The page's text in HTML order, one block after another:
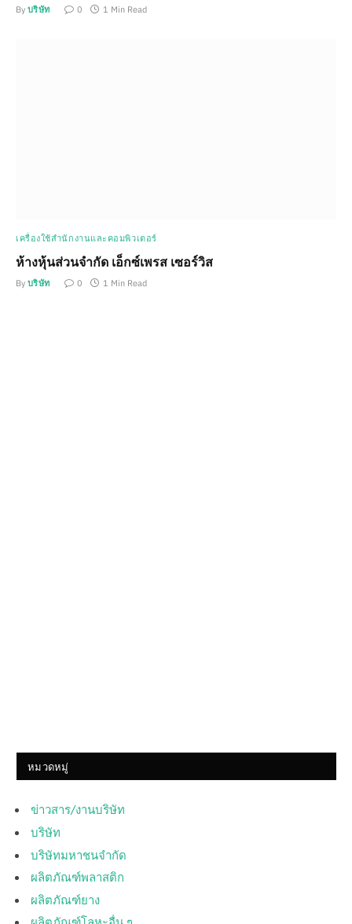
By บริษัท 0 1 Min Read
เครื่องใช้สำนักงานและคอมพิวเตอร์
ห้างหุ้นส่วนจำกัด เอ็กซ์เพรส เซอร์วิส
By บริษัท 0 1 Min Read
หมวดหมู่
ข่าวสาร/งานบริษัท
บริษัท
บริษัทมหาชนจำกัด
ผลิตภัณฑ์พลาสติก
ผลิตภัณฑ์ยาง